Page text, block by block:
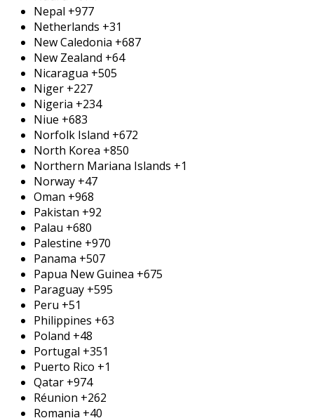
Nepal +977
Netherlands +31
New Caledonia +687
New Zealand +64
Nicaragua +505
Niger +227
Nigeria +234
Niue +683
Norfolk Island +672
North Korea +850
Northern Mariana Islands +1
Norway +47
Oman +968
Pakistan +92
Palau +680
Palestine +970
Panama +507
Papua New Guinea +675
Paraguay +595
Peru +51
Philippines +63
Poland +48
Portugal +351
Puerto Rico +1
Qatar +974
Réunion +262
Romania +40